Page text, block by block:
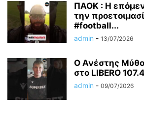
ΠΑΟΚ : Η
την
#football...
admin - 13/07/2026
Ο Ανέστης
στο LIBERO
admin - 09/07/2026